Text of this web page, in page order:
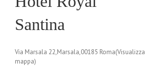
Santina
Via Marsala 22,Marsala,00185 Roma(Visualizza
mappa)